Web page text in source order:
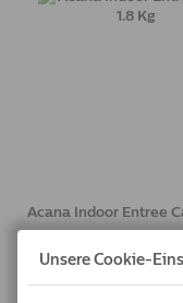
Acana Indoor Entree
Auf lager